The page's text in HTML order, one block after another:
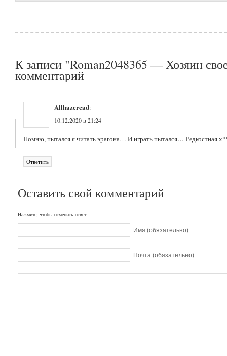
К записи "Roman2048365 — Хозяин
комментарий
Allhazeread:
10.12.2020 в 21:24
Помню, пытался я читать эрагона… И играть пытался… Редкостная
Ответить
Оставить свой комментарий
Нажмите, чтобы отменить ответ.
Имя (обязательно)
Почта (обязательно)